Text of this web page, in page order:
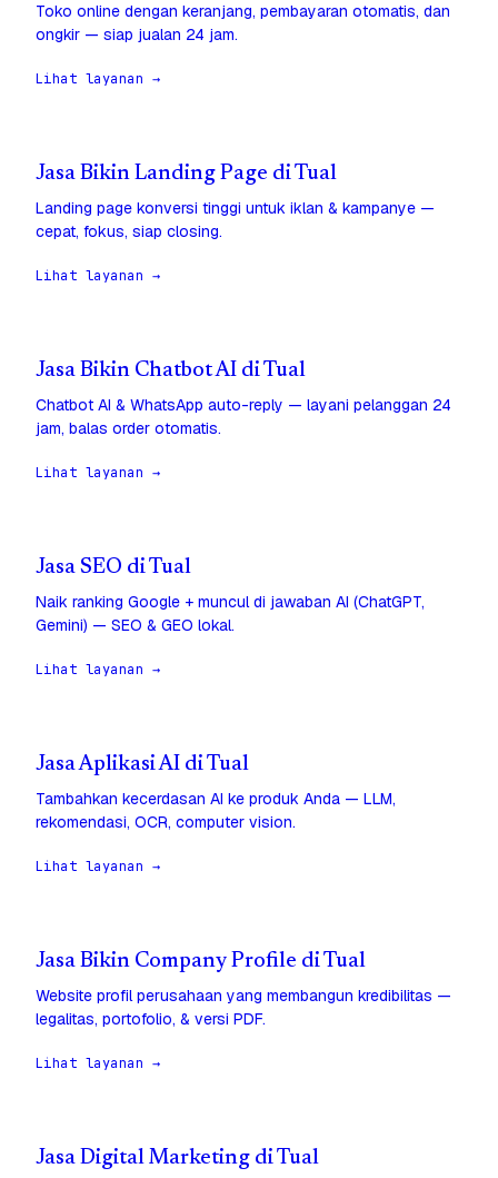
Toko online dengan keranjang, pembayaran otomatis, dan
ongkir — siap jualan 24 jam.
Lihat layanan →
Jasa Bikin Landing Page di Tual
Landing page konversi tinggi untuk iklan & kampanye —
cepat, fokus, siap closing.
Lihat layanan →
Jasa Bikin Chatbot AI di Tual
Chatbot AI & WhatsApp auto-reply — layani pelanggan 24
jam, balas order otomatis.
Lihat layanan →
Jasa SEO di Tual
Naik ranking Google + muncul di jawaban AI (ChatGPT,
Gemini) — SEO & GEO lokal.
Lihat layanan →
Jasa Aplikasi AI di Tual
Tambahkan kecerdasan AI ke produk Anda — LLM,
rekomendasi, OCR, computer vision.
Lihat layanan →
Jasa Bikin Company Profile di Tual
Website profil perusahaan yang membangun kredibilitas —
legalitas, portofolio, & versi PDF.
Lihat layanan →
Jasa Digital Marketing di Tual